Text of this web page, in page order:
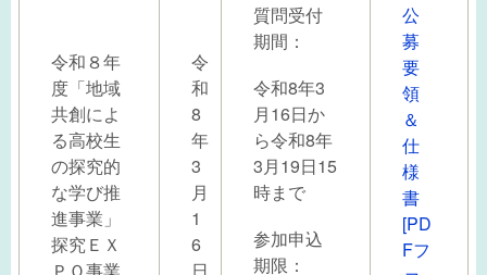
令和８年
度「地域
共創によ
る高校生
の探究的
な学び推
進事業」
探究ＥＸ
ＰＯ事業
令
和
8
年
3
月
1
6
日
質問受付
期間：
令和8年3
月16日か
ら令和8年
3月19日15
時まで
参加申込
期限：
公
募
要
領
＆
仕
様
書
[PD
Fフ